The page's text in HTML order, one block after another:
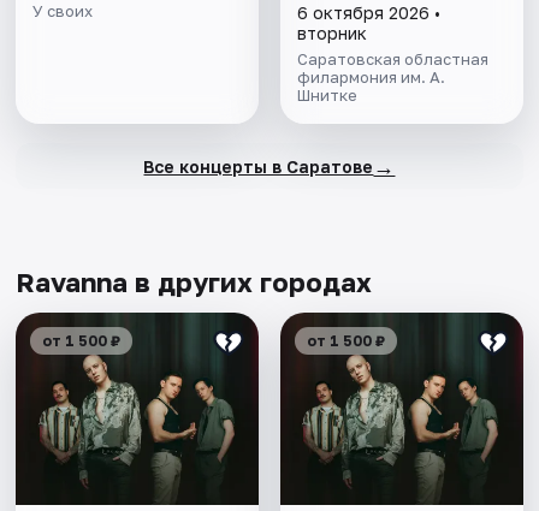
У своих
6 октября 2026 •
вторник
Саратовская областная
филармония им. А.
Шнитке
Все концерты в Саратове →
Ravanna в других городах
от 1 500 ₽ от 1 500 ₽